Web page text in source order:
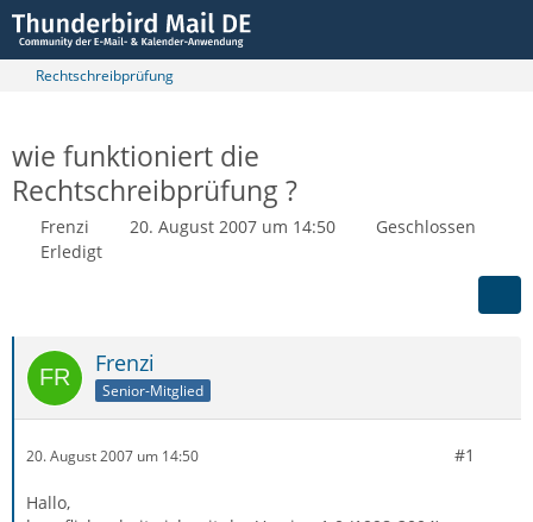
Rechtschreibprüfung
wie funktioniert die
Rechtschreibprüfung ?
Frenzi 20. August 2007 um 14:50
Geschlossen
Erledigt
Frenzi
Senior-Mitglied
20. August 2007 um 14:50 #1
Hallo,